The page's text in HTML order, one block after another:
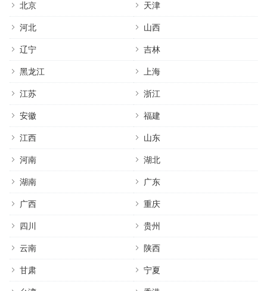
北京 天津
河北 山西
辽宁 吉林
黑龙江 上海
江苏 浙江
安徽 福建
江西 山东
河南 湖北
湖南 广东
广西 重庆
四川 贵州
云南 陕西
甘肃 宁夏